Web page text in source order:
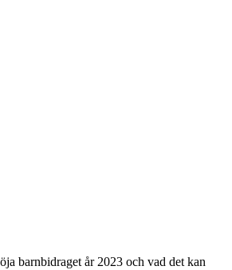
barnbidraget år 2023 och vad det kan